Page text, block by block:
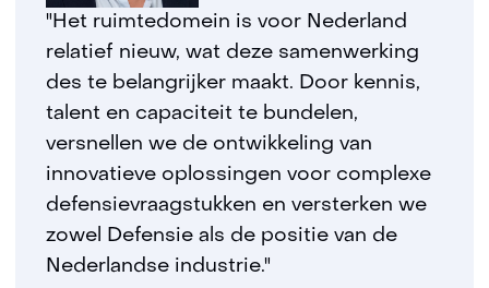
"Het ruimtedomein is voor Nederland
relatief nieuw, wat deze samenwerking
des te belangrijker maakt. Door kennis,
talent en capaciteit te bundelen,
versnellen we de ontwikkeling van
innovatieve oplossingen voor complexe
defensievraagstukken en versterken we
zowel Defensie als de positie van de
Nederlandse industrie."